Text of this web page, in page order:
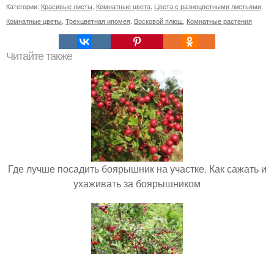
Категории: Красивые листы Комнатные цвета Цвета с разноцветными листьями
Комнатные цветы Трехцветная ипомея Восковой плющ Комнатные растения
Читайте также
Где лучше посадить боярышник на участке. Как сажать и
ухаживать за боярышником